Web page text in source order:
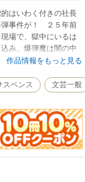
はいわく付きの社長
弾事件が！ ２５年前
場で、獄中にいるは
み、爆弾魔は闇の中
く傑作クライムノベ
作品情報をもっと見る
スペンス 文芸一般